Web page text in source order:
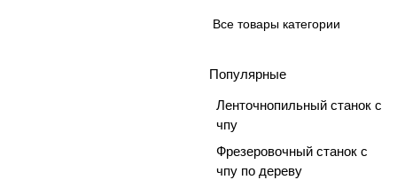
Все товары категории
Популярные
Ленточнопильный станок с
чпу
Фрезеровочный станок с
чпу по дереву